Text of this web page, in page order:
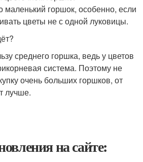
маленький горшок, особенно, если
цветы не с одной луковицы.
среднего горшка, ведь у цветов
система. Поэтому не
очень больших горшков, от
лучше.
на сайте: